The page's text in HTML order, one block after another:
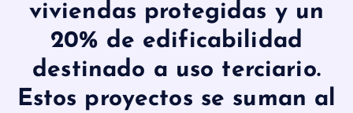
viviendas protegidas y un
20% de edificabilidad
destinado a uso terciario.
Estos proyectos se suman al